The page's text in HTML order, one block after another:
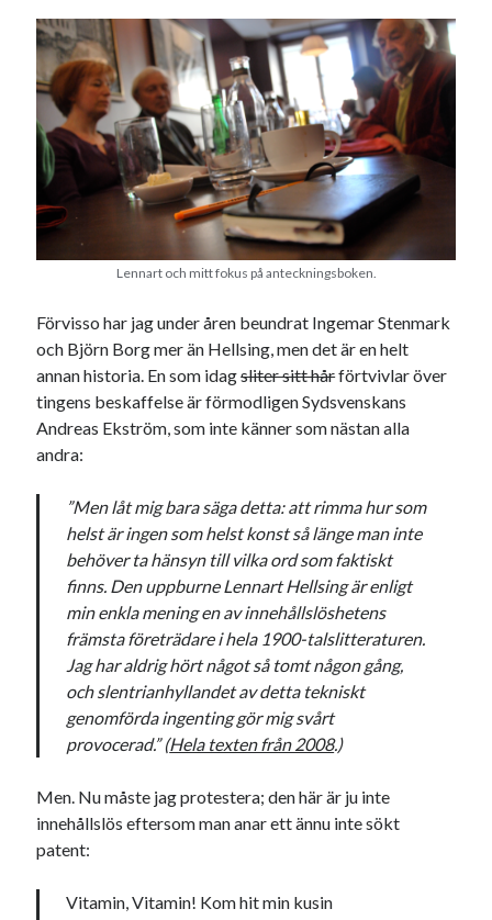
historia hotell jobb
Julkalenderfacit Julkalendern
julkalendern 2021 Julkalendern 2024 konst
kåseri lifvet Lund mat minne
minnen mode museum musik
nostalgi ord radio recept
resa
sommar språk språkpolis
Stockholm svenska tips tåg
USA
Dessa har något gemensamt
Fantastiskt välformulerad moderecensent
Onödiga citattecken
Dessa har något helt annat gemensamt
En amerikansk språkpolis
Fula biblioteksböcker
Egna länkar
Bokstävlar & AI – mitt levebröd. Gå en kurs!
Den stora bloggläsarvärvsveckan
Köttfärslimpan på allas läppar
Lennart och mitt fokus på anteckningsboken.
Förvisso har jag under åren beundrat Ingemar Stenmark
och Björn Borg mer än Hellsing, men det är en helt
annan historia. En som idagsliter sitt hårförtvivlar över
tingens beskaffelse är förmodligen Sydsvenskans
Andreas Ekström, som inte känner som nästan alla
andra:
”Men låt mig bara säga detta: att rimma hur som
helst är ingen som helst konst så länge man inte
behöver ta hänsyn till vilka ord som faktiskt
finns. Den uppburne Lennart Hellsing är enligt
min enkla mening en av innehållslöshetens
främsta företrädare i hela 1900-talslitteraturen.
Jag har aldrig hört något så tomt någon gång,
och slentrianhyllandet av detta tekniskt
genomförda ingenting gör mig svårt
provocerad.” (Hela texten från 2008.)
Men. Nu måste jag protestera; den här är ju inte
innehållslös eftersom man anar ett ännu inte sökt
patent:
Vitamin, Vitamin! Kom hit min kusin